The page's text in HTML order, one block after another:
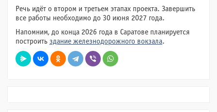
Речь идёт о втором и третьем этапах проекта. Завершить
все работы необходимо до 30 июня 2027 года.
Напомним, до конца 2026 года в Саратове планируется
построить здание железнодорожного вокзала.